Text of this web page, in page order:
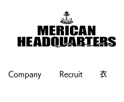
Company Recruit 衣